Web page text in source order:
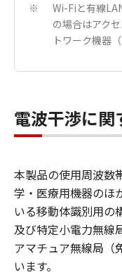
※
Wi-Fiと有線
の場合はアク
トワーク機器
電波干渉に関
本製品の使用周波数
学・医療用機器のほ
いる移動体識別用の
及び特定小電力無線
アマチュア無線局（
います。